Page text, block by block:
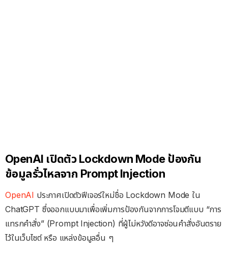
OpenAI เปิดตัว Lockdown Mode ป้องกัน
ข้อมูลรั่วไหลจาก Prompt Injection
OpenAI ประกาศเปิดตัวฟีเจอร์ใหม่ชื่อ Lockdown Mode ใน
ChatGPT ซึ่งออกแบบมาเพื่อเพิ่มการป้องกันจากการโจมตีแบบ “การ
แทรกคำสั่ง” (Prompt Injection) ที่ผู้ไม่หวังดีอาจซ่อนคำสั่งอันตราย
ไว้ในเว็บไซต์ หรือ แหล่งข้อมูลอื่น ๆ